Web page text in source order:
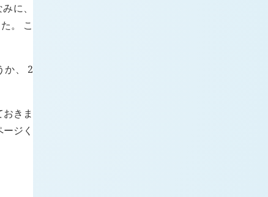
に、
。 こ
か、 2
きま
ジく